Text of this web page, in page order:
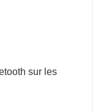
sur les